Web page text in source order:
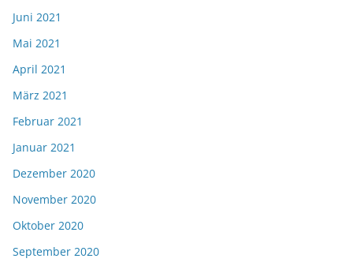
Juni 2021
Mai 2021
April 2021
März 2021
Februar 2021
Januar 2021
Dezember 2020
November 2020
Oktober 2020
September 2020